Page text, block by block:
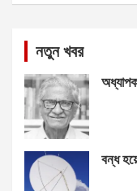
নতুন খবর
বন্ধ